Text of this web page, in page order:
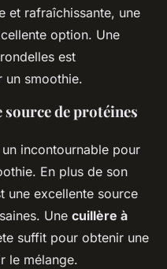
et rafraîchissante, une
option. Une
est
un smoothie.
source de protéines
incontournable pour
En plus de son
une excellente source
Une cuillère à
suffit pour obtenir une
le mélange.